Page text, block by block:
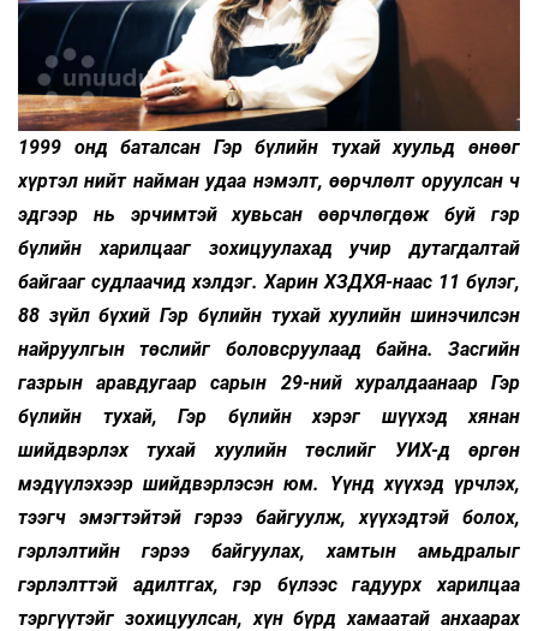
1999 онд баталсан Гэр бүлийн тухай хуульд өнөөг
хүртэл нийт найман удаа нэмэлт, өөрчлөлт оруулсан ч
эдгээр нь эрчимтэй хувьсан өөрчлөгдөж буй гэр
бүлийн харилцааг зохицуулахад учир дутагдалтай
байгааг судлаачид хэлдэг. Харин ХЗДХЯ-наас 11 бүлэг,
88 зүйл бүхий Гэр бүлийн тухай хуулийн шинэчилсэн
найруулгын төслийг боловсруулаад байна. Засгийн
газрын аравдугаар сарын 29-ний хуралдаанаар Гэр
бүлийн тухай, Гэр бүлийн хэрэг шүүхэд хянан
шийдвэрлэх тухай хуулийн төслийг УИХ-д өргөн
мэдүүлэхээр шийдвэрлэсэн юм. Үүнд хүүхэд үрчлэх,
тээгч эмэгтэйтэй гэрээ байгуулж, хүүхэдтэй болох,
гэрлэлтийн гэрээ байгуулах, хамтын амьдралыг
гэрлэлттэй адилтгах, гэр бүлээс гадуурх харилцаа
тэргүүтэйг зохицуулсан, хүн бүрд хамаатай анхаарах